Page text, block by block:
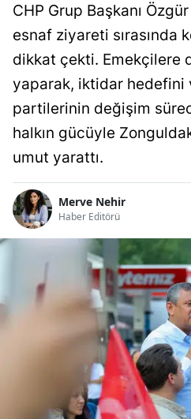
CHP Grup Başkanı
esnaf ziyareti sırasında
dikkat çekti. Emekçilere
yaparak, iktidar hedefini
partilerinin değişim
halkın gücüyle
umut yarattı.
Merve Nehir
Haber Editörü